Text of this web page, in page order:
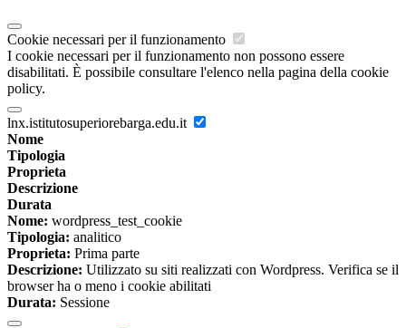
Cookie necessari per il funzionamento
I cookie necessari per il funzionamento non possono essere
disabilitati. È possibile consultare l'elenco nella pagina della cookie
policy.
lnx.istitutosuperiorebarga.edu.it
Nome
Tipologia
Proprieta
Descrizione
Durata
Nome: wordpress_test_cookie
Tipologia: analitico
Proprieta: Prima parte
Descrizione: Utilizzato su siti realizzati con Wordpress. Verifica se il
browser ha o meno i cookie abilitati
Durata: Sessione